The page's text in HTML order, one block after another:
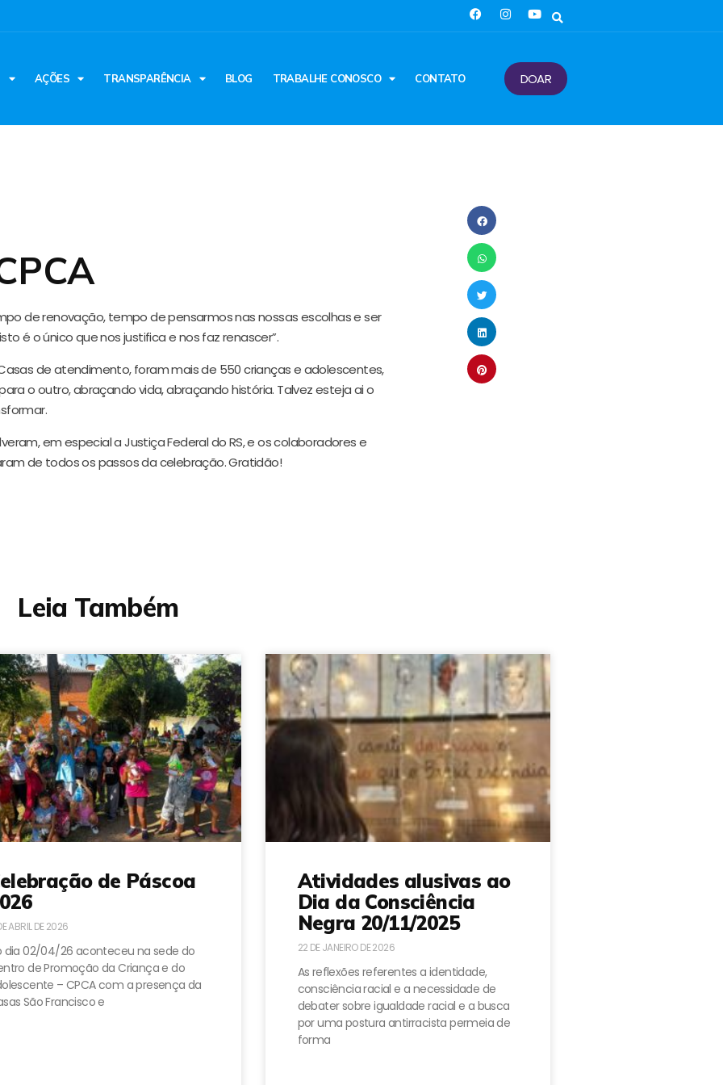
AÇÕES TRANSPARÊNCIA BLOG TRABALHE CONOSCO CONTATO DOAR
de renovação, tempo de pensarmos nas nossas escolhas e ser
é o único que nos justifica e nos faz renascer”.
de atendimento, foram mais de 550 crianças e adolescentes,
o outro, abraçando vida, abraçando história. Talvez esteja ai o
em especial a Justiça Federal do RS, e os colaboradores e
de todos os passos da celebração. Gratidão!
Leia Também
de Páscoa
ABRIL DE 2026
dia 02/04/26 aconteceu na sede do
de Promoção da Criança e do
– CPCA com a presença da
São Francisco e
Atividades alusivas ao
Dia da Consciência
Negra 20/11/2025
22 DE JANEIRO DE 2026
As reflexões referentes a identidade,
consciência racial e a necessidade de
debater sobre igualdade racial e a busca
por uma postura antirracista permeia de
forma